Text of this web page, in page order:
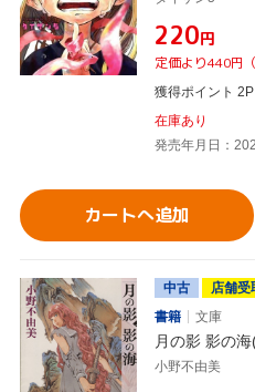
¥220円
定価より440円
獲得ポイント 2P
在庫あり
発売年月日：
カートへ追加
中古
店舗受
書籍
文庫
月の影 影の
小野不由美